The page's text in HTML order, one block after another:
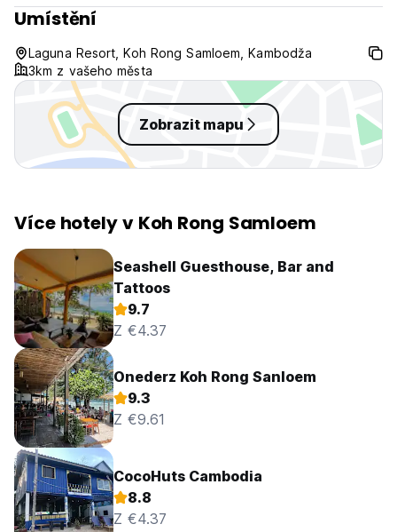
Umístění
Laguna Resort, Koh Rong Samloem, Kambodža
3km z vašeho města
Zobrazit mapu
Více hotely v Koh Rong Samloem
Seashell Guesthouse, Bar and
Tattoos
9.7
Z €4.37
Onederz Koh Rong Sanloem
9.3
Z €9.61
CocoHuts Cambodia
8.8
Z €4.37